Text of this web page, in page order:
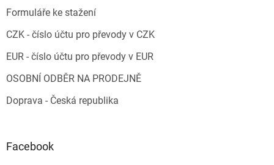
Formuláře ke stažení
CZK - číslo účtu pro převody v CZK
EUR - číslo účtu pro převody v EUR
OSOBNÍ ODBĚR NA PRODEJNĚ
Doprava - Česká republika
Facebook